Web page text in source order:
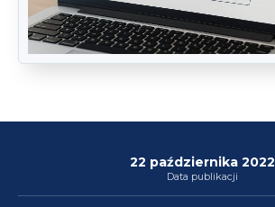
22 października 2022
Data publikacji